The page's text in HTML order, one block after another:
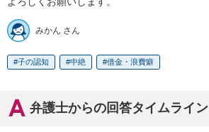
みかん さん
子の認知 中絶 借金・浪費癖
弁護士からの回答タイムライン